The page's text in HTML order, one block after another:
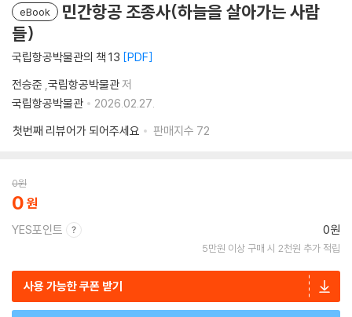
eBook
민간항공 조종사(하늘을 살아가는 사람
들)
국립항공박물관의 책 13 PDF
전승준 ,국립항공박물관저
국립항공박물관
2026.02.27.
첫번째 리뷰어가 되어주세요
판매지수 72
0원
0
YES포인트 0원
5만원 이상 구매 시 2천원 추가 적립
사용 가능한 쿠폰 받기